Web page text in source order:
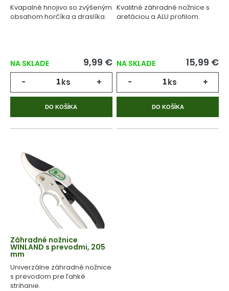
Kvapalné hnojivo so zvýšeným
obsahom horčíka a draslíka.
NA SKLADE 9,99 €
- ks +
DO KOŠÍKA
Kvalitné záhradné nožnice s
aretáciou a ALU profilom.
NA SKLADE 15,99 €
- ks +
DO KOŠÍKA
Záhradné nožnice
WINLAND s prevodmi, 205
mm
Univerzálne záhradné nožnice
s prevodom pre ľahké
strihanie.